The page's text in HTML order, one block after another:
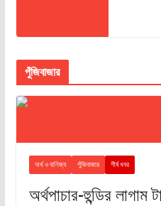
পুঁজিবাজার
অর্থ ও বাণিজ্য পুঁজিবাজার শীর্ষ খবর
অর্থপাচার-হুন্ডির